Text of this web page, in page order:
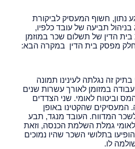
נתון, חשוף המעסיק לביקורת
תביעה של עובד כלפיו,
הדין של תשלום שכר במוזמן
מפסק בית הדין במקרה הבא:
בתיק זה נגלתה לעינינו תמונה
במזומן לאורך עשרות שנים
המס וביטוח לאומי. שני הצדדים
המעסיקים שהקטינו באופן
לשכר המדווח. העובד מנגד, תבע
גמלת השלמת הכנסה, וזאת
בתלושי השכר שהיו נמוכים
לו.